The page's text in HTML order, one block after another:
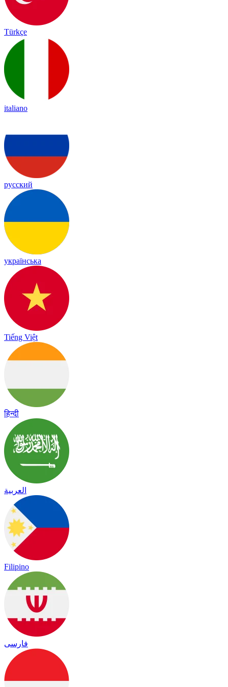
Türkçe
italiano
русский
українська
Tiếng Việt
हिन्दी
العربية
Filipino
فارسی